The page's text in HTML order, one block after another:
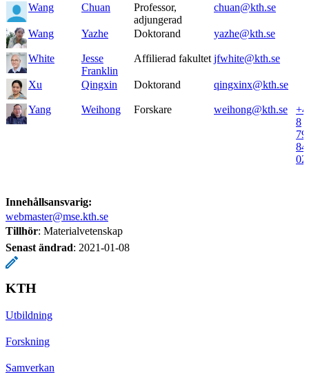
Wang
Chuan
Professor,
adjungerad
chuan@kth.se
Wang Yazhe Doktorand yazhe@kth.se
White
Jesse
Franklin
Affilierad fakultet jfwhite@kth.se
Xu Qingxin Doktorand qingxinx@kth.se
Yang Weihong Forskare weihong@kth.se
8
84
02
Innehållsansvarig:
webmaster@mse.kth.se
Tillhör: Materialvetenskap
Senast ändrad: 2021-01-08
KTH
Utbildning
Forskning
Samverkan